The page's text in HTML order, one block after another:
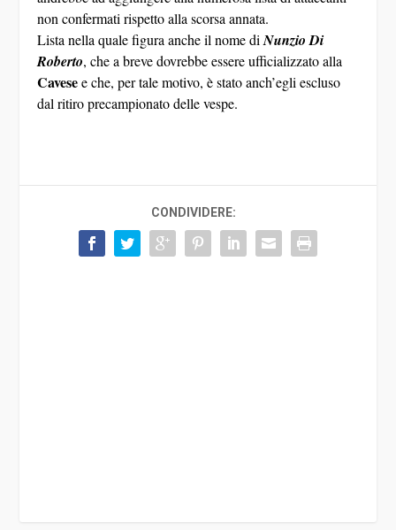
non confermati rispetto alla scorsa annata.
Lista nella quale figura anche il nome di Nunzio Di
Roberto
, che a breve dovrebbe essere ufficializzato alla
Cavese
e che, per tale motivo, è stato anch’egli escluso
dal ritiro precampionato delle vespe.
CONDIVIDERE: